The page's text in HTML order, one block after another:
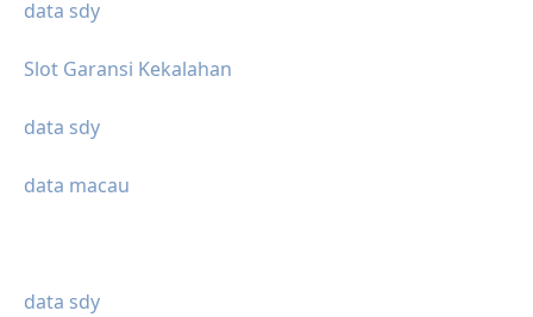
data sdy
Slot Garansi Kekalahan
data sdy
data macau
data sdy